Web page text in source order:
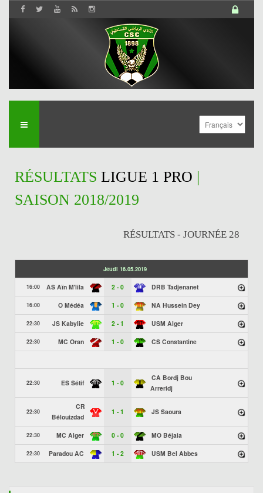
RÉSULTATS LIGUE 1 PRO |
SAISON 2018/2019
RÉSULTATS - JOURNÉE 28
Jeudi 16.05.2019
16:00 AS Aïn M'lila 2 - 0 DRB Tadjenanet
16:00 O Médéa 1 - 0 NA Hussein Dey
22:30 JS Kabylie 2 - 1 USM Alger
22:30 MC Oran 1 - 0 CS Constantine
22:30 ES Sétif 1 - 0
CA Bordj Bou
Arreridj
22:30
CR
Bélouizdad
1 - 1 JS Saoura
22:30 MC Alger 0 - 0 MO Béjaia
22:30 Paradou AC 1 - 2 USM Bel Abbes